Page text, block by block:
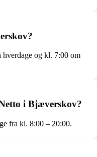
og kl. 7:00 om
i Bjæverskov?
fra kl. 8:00 – 20:00.